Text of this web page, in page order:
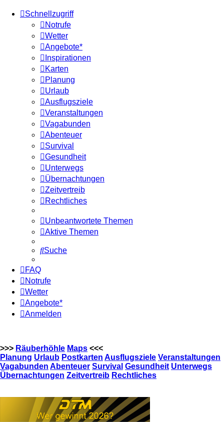
Schnellzugriff
Notrufe
Wetter
Angebote*
Inspirationen
Karten
Planung
Urlaub
Ausflugsziele
Veranstaltungen
Vagabunden
Abenteuer
Survival
Gesundheit
Unterwegs
Übernachtungen
Zeitvertreib
Rechtliches
Unbeantwortete Themen
Aktive Themen
Suche
FAQ
Notrufe
Wetter
Angebote*
Anmelden
>>> Räuberhöhle Maps <<<
Planung Urlaub Postkarten Ausflugsziele Veranstaltungen
Vagabunden Abenteuer Survival Gesundheit Unterwegs
Übernachtungen Zeitvertreib Rechtliches